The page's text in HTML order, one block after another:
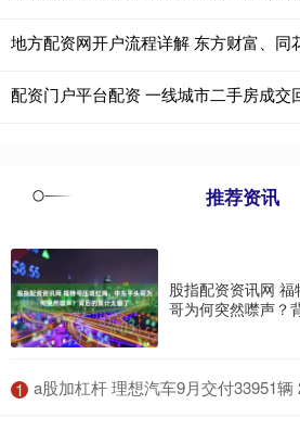
配资门户平台配资 一线城市二手房成交
推荐资讯
股指配资资讯网
哥为何突然噤声？
1 ​a股加杠杆 理想汽车9月交付33951辆 20万